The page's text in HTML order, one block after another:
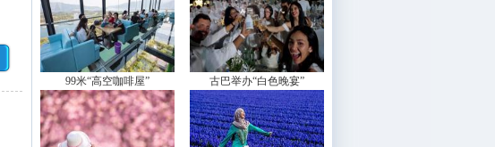
99米“高空咖啡屋” 古巴举办“白色晚宴”